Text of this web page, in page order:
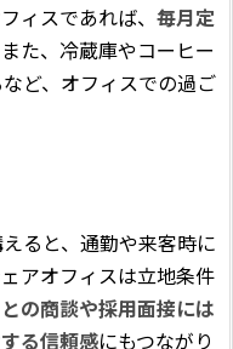
ィスであれば、 毎月定
た、冷蔵庫やコーヒー
ど、オフィスでの過ご
ると、通勤や来客時に
アオフィスは立地条件
の商談や採用面接には
る信頼感にもつながり